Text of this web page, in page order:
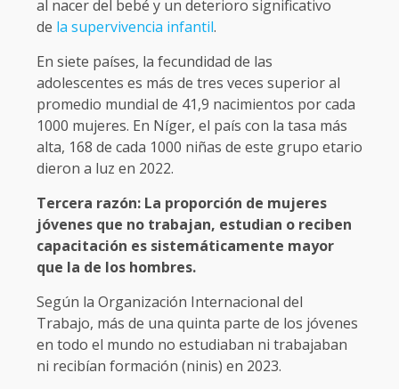
al nacer del bebé y un deterioro significativo
de la supervivencia infantil.
En siete países, la fecundidad de las
adolescentes es más de tres veces superior al
promedio mundial de 41,9 nacimientos por cada
1000 mujeres. En Níger, el país con la tasa más
alta, 168 de cada 1000 niñas de este grupo etario
dieron a luz en 2022.
Tercera razón: La proporción de mujeres
jóvenes que no trabajan, estudian o reciben
capacitación es sistemáticamente mayor
que la de los hombres.
Según la Organización Internacional del
Trabajo, más de una quinta parte de los jóvenes
en todo el mundo no estudiaban ni trabajaban
ni recibían formación (ninis) en 2023.